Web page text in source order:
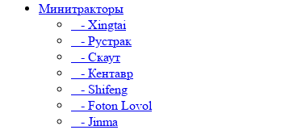
Минитракторы
- Xingtai
- Рустрак
- Скаут
- Кентавр
- Shifeng
- Foton Lovol
- Jinma